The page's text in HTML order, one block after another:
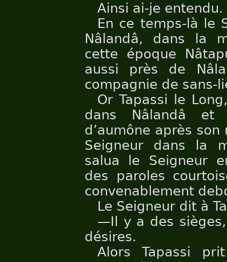
Ainsi ai-je entendu.
En ce temps-là le
Nâlandâ, dans la
cette époque
aussi près de
compagnie de sans-
Or Tapassi le
dans Nâlandâ et
d’aumône après
Seigneur dans la
salua le Seigneur
des paroles
convenablement
Le Seigneur dit à
—Il y a des
désires.
Alors Tapassi